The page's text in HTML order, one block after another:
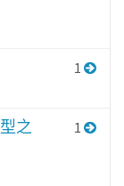
1
之
1